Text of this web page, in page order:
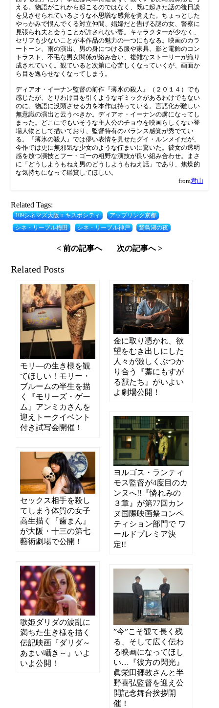
える。物語がこれから起こるのではなく、既に起きた話の後日談
を見させられているような不思議な感覚を覚えた。ちょっとした
やっかみで恨んでくる対立仲間、娼婦だと告げる謎の女、警察に
見張られ夫と会うことが許されない妻。キャラクターが少なく、
セリフも少ないことが本作品の魅力の一つにもなる。映画のカラ
ートーン、雨の演出、男の身につける服や家具、影と電飾のコン
トラスト、不毛な男女関係が絡み合い、複雑なストーリーが織り
成されていく。観ていると次第に心苦しくなっていくが、画面か
ら目を逸らせなくなってしまう。
ディアオ・イーナン監督の前作『薄氷の殺人』（２０１４）でも
感じたが、とりわけ目を引くようなギミックがあるわけでもない
のに、物語に没頭させる力を本作は持っている。言語化が難しい
無意識の演出と云うべきか。ディアオ・イーナンの虜になってし
まった。どこにでもいそうな主人公のチョウを映画らしくない登
場人物として描いており、監督特有のバランス感覚が秀でてい
る。『薄氷の殺人』では儚い表情を見せたグイ・ルンメイだが、
今作では更に無邪気な少女のような佇まいに驚いた。彼女の透明
感を放つ演技とフー・ゴーの粗野な演技が良い組み合わせ。まさ
に「どうしようもねえ男のどうしようもねえ話」であり、焦燥的
な気持ちになって鑑賞してほしい。
from君山
Related Tags:
109シネマズ大阪エキスポシティ
アップリンク京都
シネ・リーブル梅田
シネ・リーブル神戸 鵞鳥湖の夜
< 前の記事へ 次の記事へ >
Related Posts
モリ―の生き様を観
てほしい！モリー・
ブルームの半生を描
く『モリーズ・ゲー
ム』アンミカさんを
迎えトークイベント
付き試写会開催！
金に取り憑かれ、欲
望をむき出しにした
人々が激しくぶつか
り合う『藁にもすが
る獣たち』がいよい
よ劇場公開！
ヨルゴス・ランティ
モス監督が4度目のカ
ンヌへ!!『憐れみの
３章』が第77回カン
ヌ国際映画祭コンペ
ティション部門で ワ
ールドプレミア決
定!!
セックス相手を殺し
てしまう体質の女子
高生描く『歯まん』
が大阪・十三の第七
藝術劇場で公開！
歌姫ダリダの波乱に
満ちた生き様を描く
伝記映画『ダリダ～
あまい囁き～』いよ
いよ公開！
”今”こそ観て長く残
る、そして広く伝わ
る映画になってほし
い…『彼方の閃光』
眞栄田郷敦さんと半
野喜弘監督を迎え公
開記念舞台挨拶開
催！